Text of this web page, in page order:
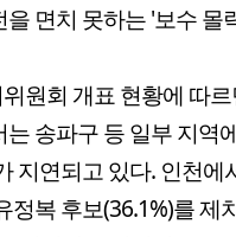
면치 못하는 '보수 몰
원회 개표 현황에 따
송파구 등 일부 지역
지연되고 있다. 인천
정복 후보(36.1%)를 제